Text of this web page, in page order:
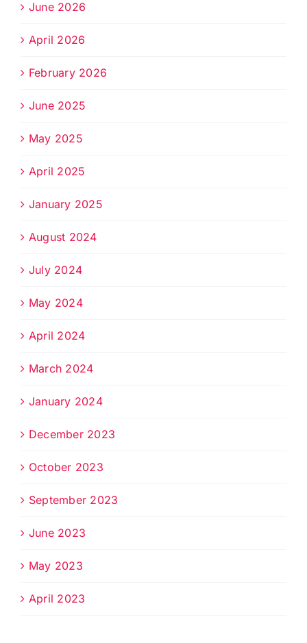
June 2026
April 2026
February 2026
June 2025
May 2025
April 2025
January 2025
August 2024
July 2024
May 2024
April 2024
March 2024
January 2024
December 2023
October 2023
September 2023
June 2023
May 2023
April 2023